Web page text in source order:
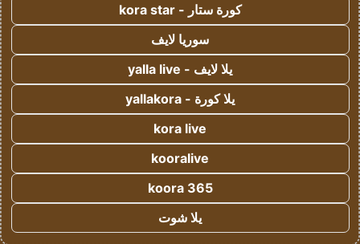
كورة ستار - kora star
سوريا لايف
يلا لايف - yalla live
يلا كورة - yallakora
kora live
kooralive
koora 365
يلا شوت